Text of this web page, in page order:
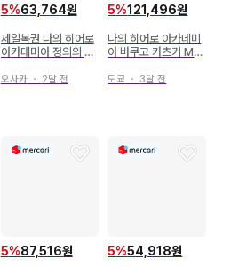
5%63,764원
제일복권 나의 히어로
아카데미아 정의의 형
피규어
오사카・ 2달 전
5%121,496원
나의 히어로 아카데미
아 바쿠고 카츠키 MA
도쿄 ・ 3달 전
5%87,516원 5%54,918원